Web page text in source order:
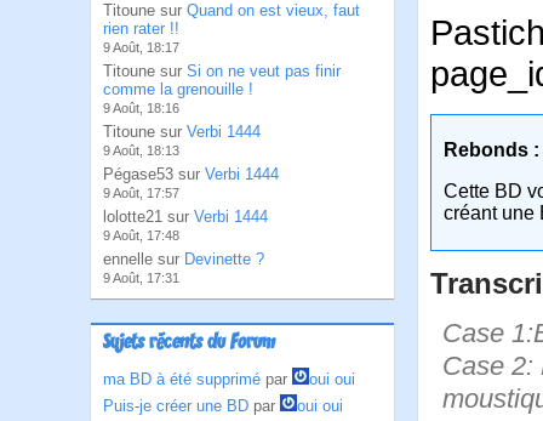
Titoune sur Quand on est vieux, faut
rien rater !!
9 Août, 18:17
Titoune sur Si on ne veut pas finir
comme la grenouille !
9 Août, 18:16
Titoune sur Verbi 1444
9 Août, 18:13
Pégase53 sur Verbi 1444
9 Août, 17:57
lolotte21 sur Verbi 1444
9 Août, 17:48
ennelle sur Devinette ?
9 Août, 17:31
Sujets récents du Forum
ma BD à été supprimé par
oui oui
Puis-je créer une BD par
oui oui
Rebonds :
Cette BD
créant une
Case
Case 2: